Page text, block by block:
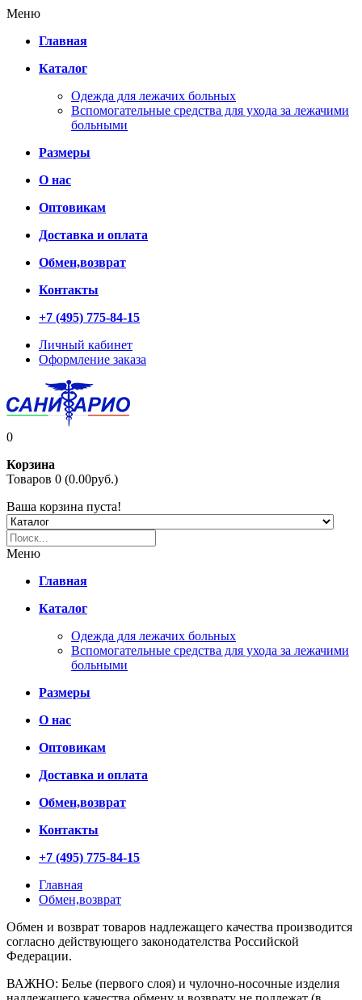
Меню
Главная
Каталог
Одежда для лежачих больных
Вспомогательные средства для ухода за лежачими
больными
Размеры
О нас
Оптовикам
Доставка и оплата
Обмен,возврат
Контакты
+7 (495) 775-84-15
Личный кабинет
Оформление заказа
0
Корзина
Товаров 0 (0.00руб.)
Ваша корзина пуста!
Меню
Главная
Каталог
Одежда для лежачих больных
Вспомогательные средства для ухода за лежачими
больными
Размеры
О нас
Оптовикам
Доставка и оплата
Обмен,возврат
Контакты
+7 (495) 775-84-15
Главная
Обмен,возврат
Обмен и возврат товаров надлежащего качества производится
согласно действующего законодателства Российской
Федерации.
ВАЖНО: Белье (первого слоя) и чулочно-носочные изделия